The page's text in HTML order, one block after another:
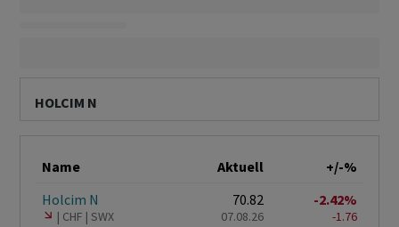
HOLCIM N
Name Aktuell
+/-%
Holcim N
CHF SWX
70.82
07.08.26
-2.42%
-1.76